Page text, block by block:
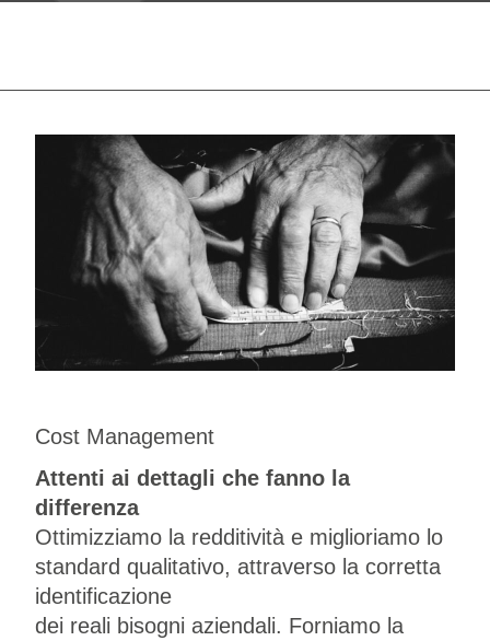
Cost Management
Attenti ai dettagli che fanno la
differenza
Ottimizziamo la redditività e miglioriamo lo
standard qualitativo, attraverso la corretta
identificazione
dei reali bisogni aziendali. Forniamo la